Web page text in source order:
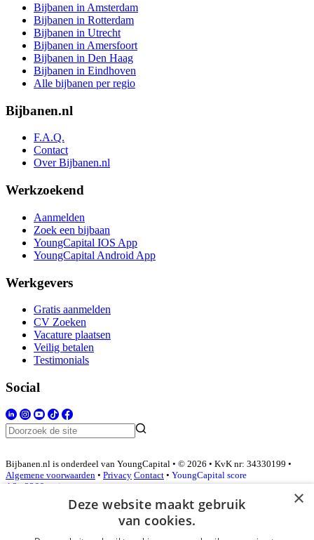
Bijbanen in Amsterdam
Bijbanen in Rotterdam
Bijbanen in Utrecht
Bijbanen in Amersfoort
Bijbanen in Den Haag
Bijbanen in Eindhoven
Alle bijbanen per regio
Bijbanen.nl
F.A.Q.
Contact
Over Bijbanen.nl
Werkzoekend
Aanmelden
Zoek een bijbaan
YoungCapital IOS App
YoungCapital Android App
Werkgevers
Gratis aanmelden
CV Zoeken
Vacature plaatsen
Veilig betalen
Testimonials
Social
Bijbanen.nl is onderdeel van YoungCapital • © 2026 • KvK nr: 34330199 •
Algemene voorwaarden • Privacy Contact • YoungCapital score
4.3 - 3366 reviews
Inloggen als bedrijf
×
Deze website maakt gebruik
van cookies.